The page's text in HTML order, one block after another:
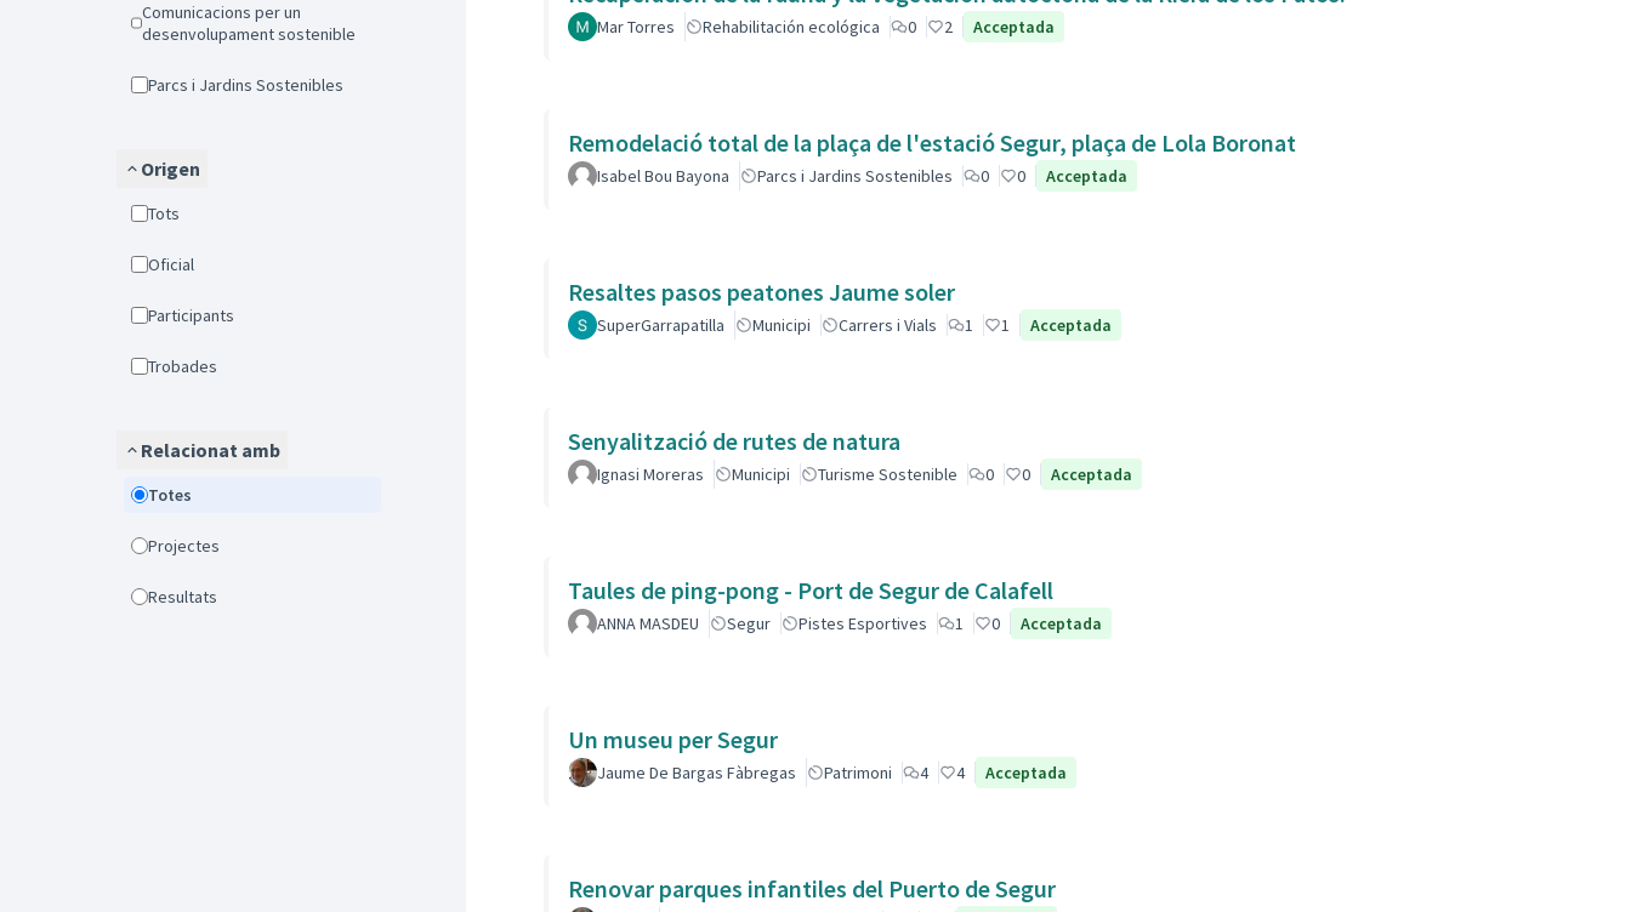
Comunicacions per un
desenvolupament sostenible
Parcs i Jardins Sostenibles
Origen
Tots
Oficial
Participants
Trobades
Relacionat amb
Totes
Projectes
Resultats
Mar Torres Rehabilitación ecológica 0 2 Acceptada
Remodelació total de la plaça de l'estació Segur, plaça de Lola Boronat
Isabel Bou Bayona Parcs i Jardins Sostenibles 0 0 Acceptada
Resaltes pasos peatones Jaume soler
SuperGarrapatilla Municipi Carrers i Vials 1 1 Acceptada
Senyalització de rutes de natura
Ignasi Moreras Municipi Turisme Sostenible 0 0 Acceptada
Taules de ping-pong - Port de Segur de Calafell
ANNA MASDEU Segur Pistes Esportives 1 0 Acceptada
Un museu per Segur
Jaume De Bargas Fàbregas Patrimoni 4 4 Acceptada
Renovar parques infantiles del Puerto de Segur